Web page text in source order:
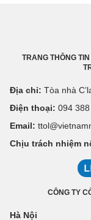
TRANG THÔNG
Địa chỉ: Tòa nhà
Điện thoại: 094
Email:
Chịu trách nhiệm
CÔNG TY
Hà Nội